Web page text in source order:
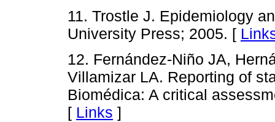
11. Trostle J. Epidemiology
University Press; 2005. [
12. Fernández-Niño JA,
Villamizar LA. Reporting of
Biomédica: A critical
[ Links ]